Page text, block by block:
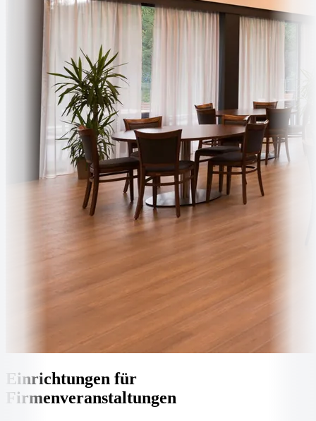
Einrichtungen für
Firmenveranstaltungen